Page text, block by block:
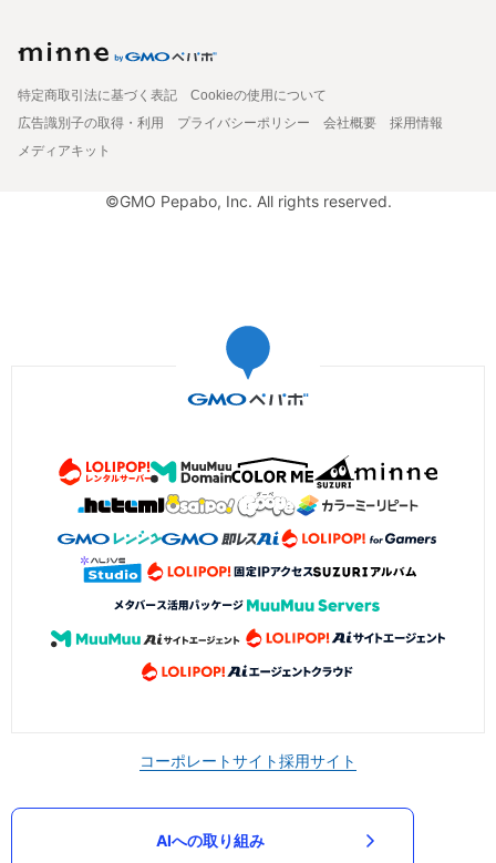
特定商取引法に基づく表記
Cookieの使用について
広告識別子の取得・利用
プライバシーポリシー 会社概要
採用情報
メディアキット
©GMO Pepabo, Inc. All rights reserved.
コーポレートサイト採用サイト
AIへの取り組み